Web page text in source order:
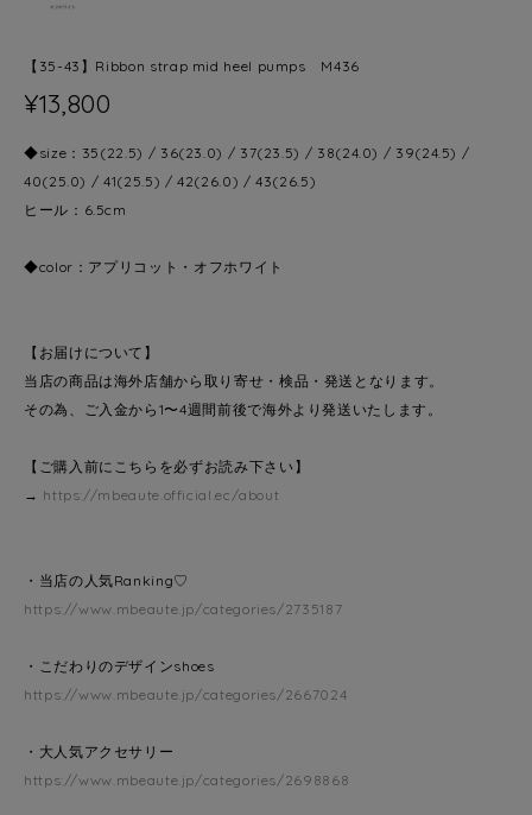
【35-43】Ribbon strap mid heel pumps M436
¥13,800
◆size：35(22.5) / 36(23.0) / 37(23.5) / 38(24.0) / 39(24.5) /
40(25.0) / 41(25.5) / 42(26.0) / 43(26.5)
ヒール：6.5cm
◆color：アプリコット・オフホワイト
【お届けについて】
当店の商品は海外店舗から取り寄せ・検品・発送となります。
その為、ご入金から1〜4週間前後で海外より発送いたします。
【ご購入前にこちらを必ずお読み下さい】
→ https://mbeaute.official.ec/about
・当店の人気Ranking♡
https://www.mbeaute.jp/categories/2735187
・こだわりのデザインshoes
https://www.mbeaute.jp/categories/2667024
・大人気アクセサリー
https://www.mbeaute.jp/categories/2698868